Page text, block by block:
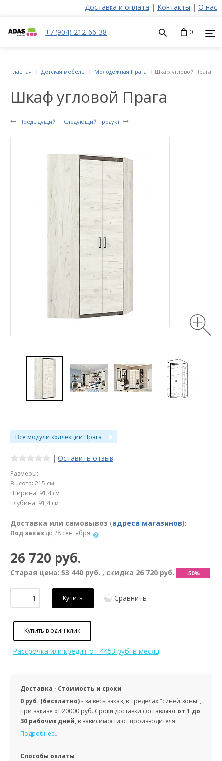
Доставка и оплата | Контакты | О нас
+7 (904) 212-66-38 0
Шкаф угловой Прага
Предыдущий Следующий продукт
Главная Детская мебель Молодежная Прага Шкаф угловой Прага
Все модули коллекции Прага
| Оставить отзыв
Размеры:
Высота: 215 см
Ширина: 91,4 см
Глубина: 91,4 см
Доставка или самовывоз (адреса магазинов):
Под заказ до 28 сентября.
26 720 руб.
Старая цена: 53 440 руб. , скидка 26 720 руб. -50%
Купить Сравнить
Купить в один клик
Рассрочка или кредит от 4453 руб. в месяц
Доставка - Стоимость и сроки
0 руб. (бесплатно)- за весь заказ, в пределах "синей зоны",
при заказе от 20000 руб. Сроки доставки составляют от 1 до
30 рабочих дней, в зависимости от производителя.
Подробнее...
Способы оплаты